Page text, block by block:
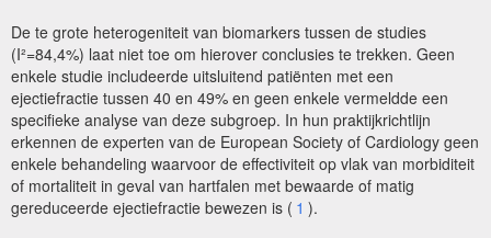
De te grote heterogeniteit van biomarkers tussen de studies
(I²=84,4%) laat niet toe om hierover conclusies te trekken. Geen
enkele studie includeerde uitsluitend patiënten met een
ejectiefractie tussen 40 en 49% en geen enkele vermeldde een
specifieke analyse van deze subgroep. In hun praktijkrichtlijn
erkennen de experten van de European Society of Cardiology geen
enkele behandeling waarvoor de effectiviteit op vlak van morbiditeit
of mortaliteit in geval van hartfalen met bewaarde of matig
gereduceerde ejectiefractie bewezen is ( 1 ).